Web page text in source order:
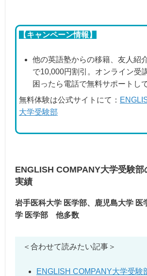
【キャンペーン情報】
他の英語塾からの移籍、友人紹
で10,000円割引。オンライン受
困ったら電話で無料サポートし
無料体験は公式サイトにて：
大学受験部
ENGLISH COMPANY大学受験部
実績
岩手医科大学 医学部、鹿児島大学 医
学 医学部 他多数
＜合わせて読みたい記事＞
ENGLISH COMPANY大学受験